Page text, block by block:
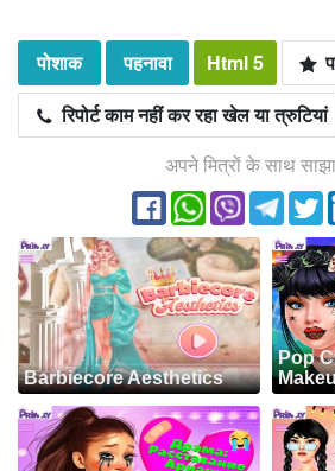
पोशाक पहनावा Html 5
रिपोर्ट काम नहीं कर रहा खेल या त्रुटियां
अपने मित्रों के साथ
Barbiecore Aesthetics
Pop